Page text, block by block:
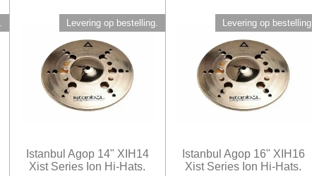
Levering op bestelling.
Istanbul Agop 14" XIH14
Xist Series Ion Hi-Hats.
Levering op bestelling.
Istanbul Agop 16" XIH16
Xist Series Ion Hi-Hats.